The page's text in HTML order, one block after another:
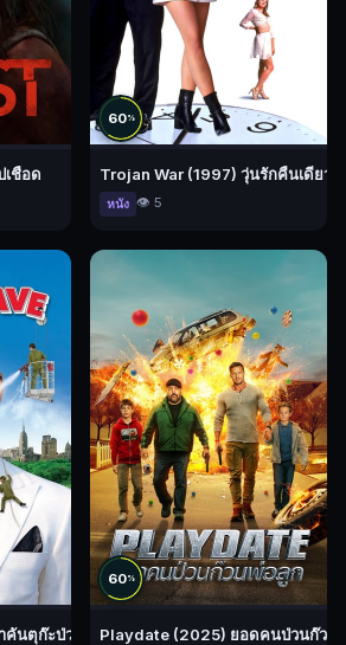
เชือด
60%
Trojan War (1997) วุ่นรักคืนเดียว
หนัง 👁️ 5
นตุก๊ะป่วนโลก
60%
Playdate (2025) ยอดคนป่วนก๊วน